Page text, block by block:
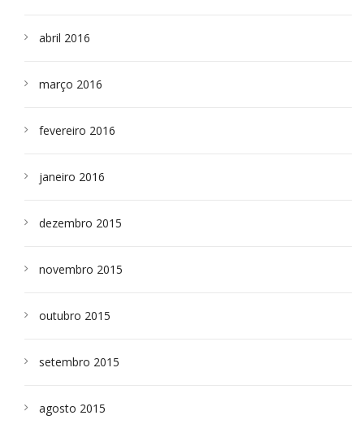
abril 2016
março 2016
fevereiro 2016
janeiro 2016
dezembro 2015
novembro 2015
outubro 2015
setembro 2015
agosto 2015